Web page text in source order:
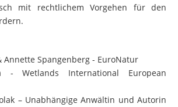
mit rechtlichem Vorgehen für den
Annette Spangenberg - EuroNatur
- Wetlands International European
– Unabhängige Anwältin und Autorin